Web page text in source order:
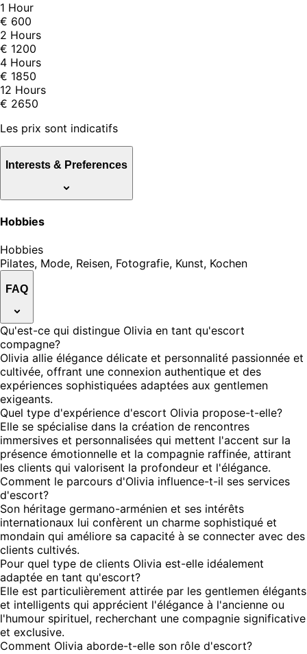
1 Hour
€ 600
2 Hours
€ 1200
4 Hours
€ 1850
12 Hours
€ 2650
Les prix sont indicatifs
Interests & Preferences
Hobbies
Hobbies
Pilates, Mode, Reisen, Fotografie, Kunst, Kochen
FAQ
Qu'est-ce qui distingue Olivia en tant qu'escort
compagne?
Olivia allie élégance délicate et personnalité passionnée et
cultivée, offrant une connexion authentique et des
expériences sophistiquées adaptées aux gentlemen
exigeants.
Quel type d'expérience d'escort Olivia propose-t-elle?
Elle se spécialise dans la création de rencontres
immersives et personnalisées qui mettent l'accent sur la
présence émotionnelle et la compagnie raffinée, attirant
les clients qui valorisent la profondeur et l'élégance.
Comment le parcours d'Olivia influence-t-il ses services
d'escort?
Son héritage germano-arménien et ses intérêts
internationaux lui confèrent un charme sophistiqué et
mondain qui améliore sa capacité à se connecter avec des
clients cultivés.
Pour quel type de clients Olivia est-elle idéalement
adaptée en tant qu'escort?
Elle est particulièrement attirée par les gentlemen élégants
et intelligents qui apprécient l'élégance à l'ancienne ou
l'humour spirituel, recherchant une compagnie significative
et exclusive.
Comment Olivia aborde-t-elle son rôle d'escort?